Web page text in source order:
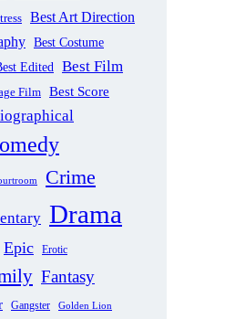
Best Art Direction
Best Costume
Edited Best Film
Film Best Score
Crime
Drama
Epic Erotic
Fantasy
Gangster Golden Lion